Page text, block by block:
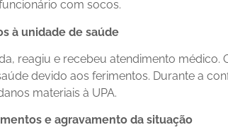
com socos.
à unidade de saúde
reagiu e recebeu atendimento médico.
devido aos ferimentos. Durante a
materiais à UPA.
e agravamento da situação